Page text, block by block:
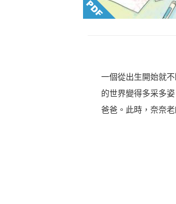
一個從出生開始就
的世界變得多采多
爸爸。此時，奈奈